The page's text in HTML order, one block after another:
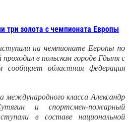
три золота с чемпионата Европы
на чемпионате Европы по
в польском городе Гдыня с
областная федерация
класса Александр
и спортсмен-пожарный
в составе национальной